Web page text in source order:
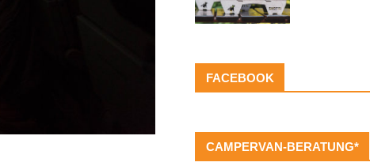
FACEBOOK
CAMPERVAN-BERATUNG*